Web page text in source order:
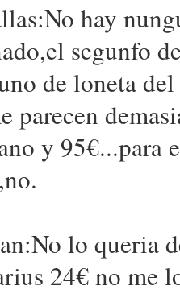
hay
segunfo
de loneta
parecen
y 95€...para
lo queria
24€ no me